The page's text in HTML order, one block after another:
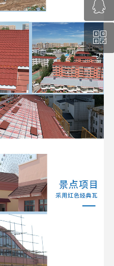
130-1131-0692
ꁗ
QQꀥ
微信二维码